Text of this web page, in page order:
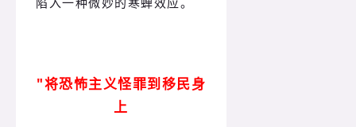
"将恐怖主义怪罪到移民身
上